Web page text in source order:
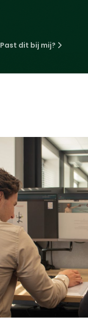
Past dit bij mij?